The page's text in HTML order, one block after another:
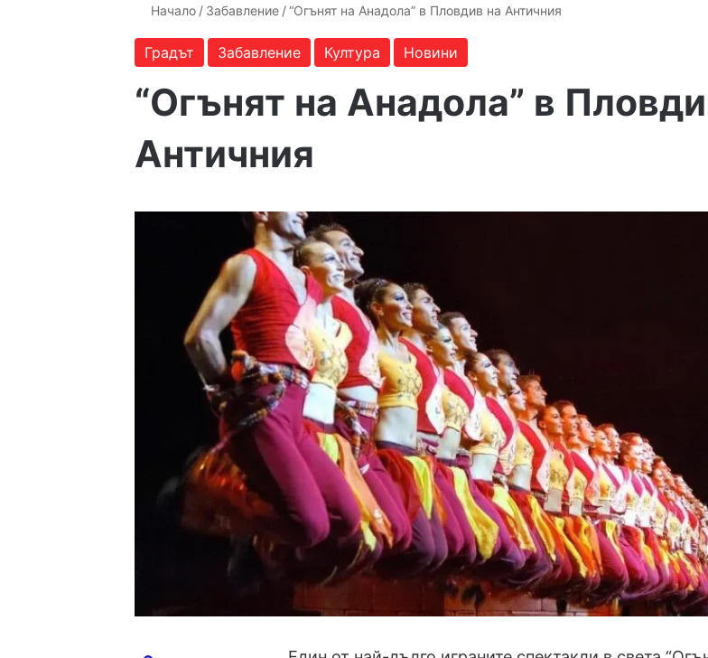
Начало / Забавление / “Огънят на Анадола” в Пловдив на Античния
Градът Забавление Култура Новини
“Огънят на Анадола” в
Античния